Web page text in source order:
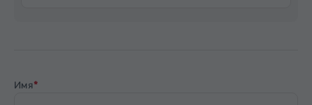
Имя